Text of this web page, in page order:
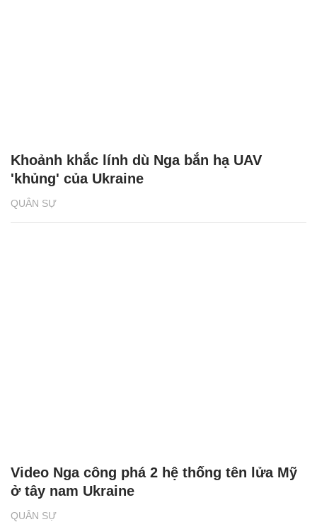
QUÂN SỰ
Khoảnh khắc lính dù Nga bắn hạ UAV
'khủng' của Ukraine
QUÂN SỰ
Video Nga công phá 2 hệ thống tên lửa Mỹ
ở tây nam Ukraine